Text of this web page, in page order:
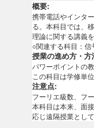
概要:
携帯電話やインタ
る。本科目では、
理論に関する講義を
○関連する科目：信
授業の進め方・方
パワーポイントの教
この科目は学修単
注意点:
フーリエ級数、フ
本科目は本来、面
応じ遠隔授業とし